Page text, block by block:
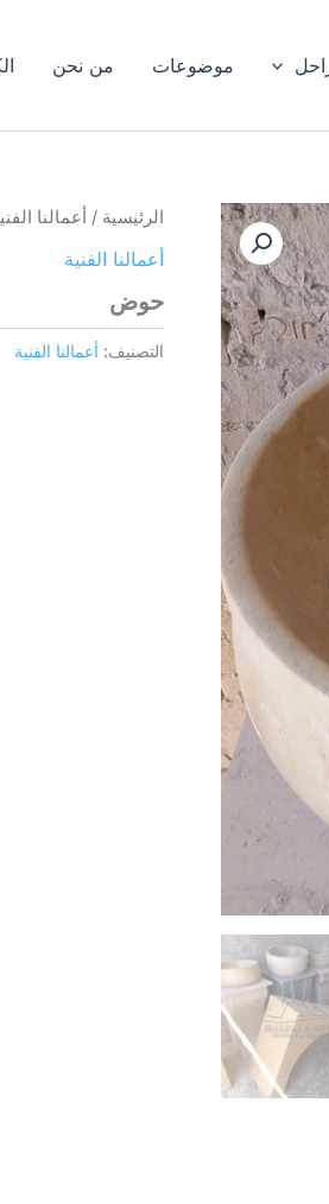
موضوعات من نحن
الرئيسية / أعمالنا
أعمالنا الفنية
حوض
التصنيف: أعمالنا الفنية